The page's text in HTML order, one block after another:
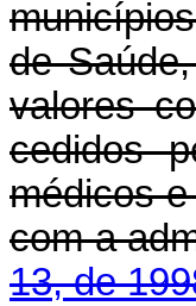
de
valores
cedidos
médicos
com a
13, de